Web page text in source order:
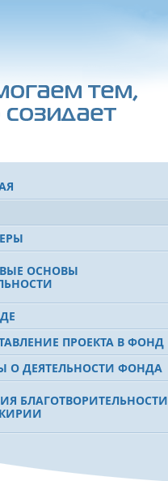
ОСНОВЫ
ПРОЕКТА В ФОНД
О ДЕЯТЕЛЬНОСТИ ФОНДА
БЛАГОТВОРИТЕЛЬНОСТИ
РАХИМОВЕ